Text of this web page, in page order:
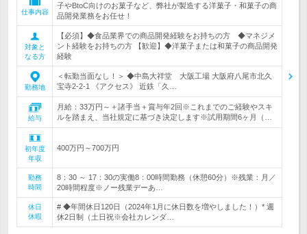
仕事内容
子やBtoC向けのお菓子など、弊社が製造する洋菓子・和菓子の商
品開発業務をお任せ！
対象と
なる方
【必須】◆食品業界での商品開発経験をお持ちの方 ◆マネジメ
ント経験をお持ちの方 【歓迎】◆洋菓子または和菓子の商品開発
経験
勤務地
＜転勤当面なし！＞ ◆中島大祥堂 大阪工場 大阪府八尾市北久
宝寺2-2-1 《アクセス》 近鉄「久…
給与
月給：33万円～＋諸手当＋賞与年2回※これまでのご経験やスキ
ルを踏まえ、当社規定に基づき決定します※試用期間6ヶ月（…
初年度
年収
400万円～700万円
勤務
時間
8：30 ～ 17：30の実働8：00時間勤務（休憩60分）※残業：月／
20時間程度※ノー残業デーあ…
休日
休暇
# ◆年間休日120日（2024年1月に休日数を増やしました！）* 週
休2日制（土日祝※会社カレンダ…